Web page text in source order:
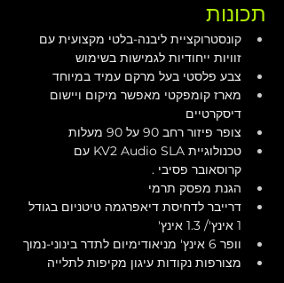
תכונות
קונסטרוקציית ליבנה-בלטי מקצועית עם
זוויות ייחודיות לגמישות בשימוש
צבע פלסטי בעל מרקם עמיד במיוחד
מארז קומפקטי מאפשר מיקום ויישום
דיסקרטיים
צופר פיזור רחב 90 על 90 מעלות
טכנולוגיית KV2 Audio SLA עם
קרוסאובר פסיבי .
הגנת מפסק תרמי
דרייבר לדחיסת דיאפרגמה טיטניום בגודל
1 אינץ'/ 1.3 אינץ'
וופר 6 אינץ' מניאודימיום לתדר בינוני-נמוך
מצורפות נקודות עיגון מקיפות לתלייה